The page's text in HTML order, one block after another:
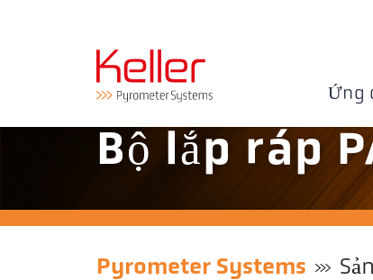
Ứng
Bộ lắp ráp
Pyrometer Systems